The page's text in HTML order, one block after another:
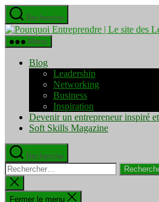
Aller
au
contenu
Recherche
Menu
Blog
Leadership
Networking
Business
Inspiration
Devenir un entrepreneur inspiré
Soft Skills Magazine
Recherche
Rechercher :
Fermer
la
recherche
Fermer le menu